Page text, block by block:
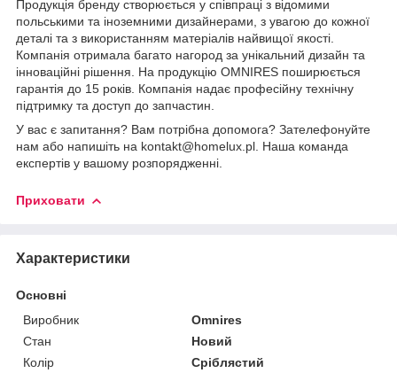
Продукція бренду створюється у співпраці з відомими
польськими та іноземними дизайнерами, з увагою до кожної
деталі та з використанням матеріалів найвищої якості.
Компанія отримала багато нагород за унікальний дизайн та
інноваційні рішення. На продукцію OMNIRES поширюється
гарантія до 15 років. Компанія надає професійну технічну
підтримку та доступ до запчастин.
У вас є запитання? Вам потрібна допомога? Зателефонуйте
нам або напишіть на kontakt@homelux.pl. Наша команда
експертів у вашому розпорядженні.
Приховати
Характеристики
Основні
Виробник
Omnires
Стан
Новий
Колір
Сріблястий